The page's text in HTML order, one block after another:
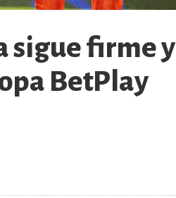
sigue firme y
BetPlay